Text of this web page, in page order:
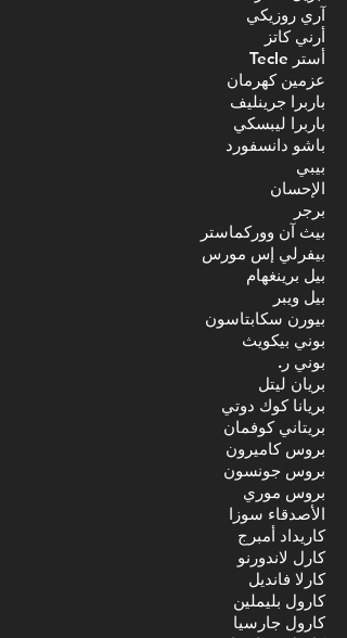
آري روزيكي
أرني كاتز
أستر Tecle
عزمين كهرمان
باربرا جرينليف
باربرا ليبسكي
باشو دانسفورد
بيبي
الإحسان
برجر
بيث آن ووركماستر
بيفرلي إس مورس
بيل برينغهام
بيل ويبر
بيورن سكابتاسون
بوني بيكويث
بوني ر.
بريان ليتل
بريانا كوك دوتي
بريتاني كوفمان
بروس كاميرون
بروس جونسون
بروس موري
الأصدقاء سوزا
كاريداد أمبرج
كارل لاندورنو
كارلا فانديل
كارول بليملين
كارول جارسيا